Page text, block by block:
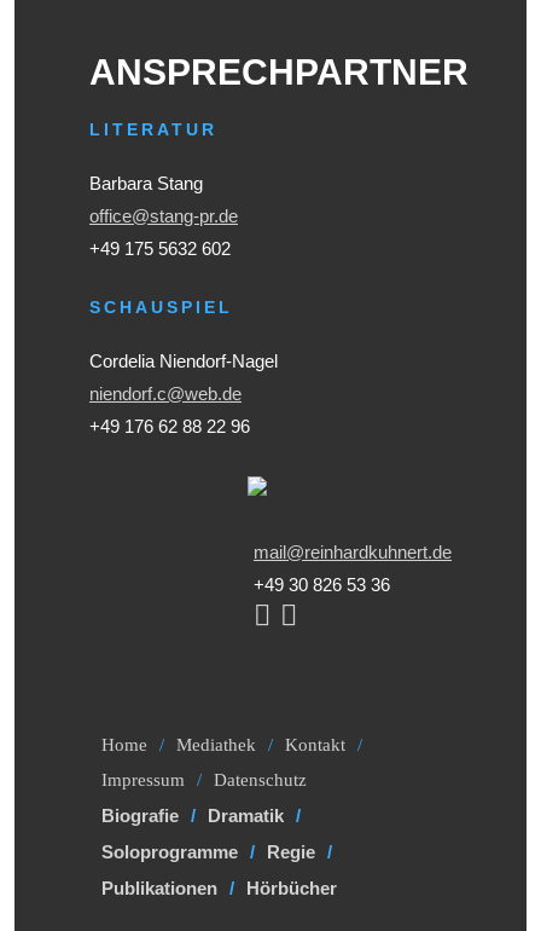
ANSPRECHPARTNER
LITERATUR
Barbara Stang
office@stang-pr.de
+49 175 5632 602
SCHAUSPIEL
Cordelia Niendorf-Nagel
niendorf.c@web.de
+49 176 62 88 22 96
mail@reinhardkuhnert.de
+49 30 826 53 36
Home Mediathek
Kontakt
Impressum
Datenschutz
Biografie
Dramatik
Soloprogramme
Regie
Publikationen
Hörbücher